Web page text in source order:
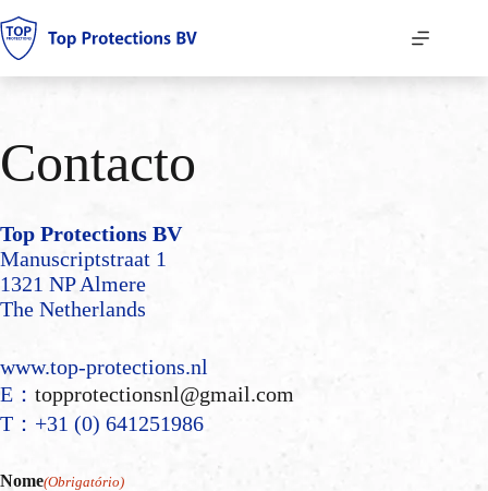
para
o
Contacto
Top Protections BV
Manuscriptstraat 1
1321 NP Almere
The Netherlands
www.top-protections.nl
E： topprotectionsnl@gmail.com
T：+31 (0) 641251986
Nome(Obrigatório)